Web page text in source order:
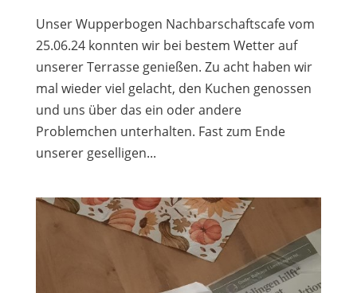
Unser Wupperbogen Nachbarschaftscafe vom
25.06.24 konnten wir bei bestem Wetter auf
unserer Terrasse genießen. Zu acht haben wir
mal wieder viel gelacht, den Kuchen genossen
und uns über das ein oder andere
Problemchen unterhalten. Fast zum Ende
unserer geselligen...